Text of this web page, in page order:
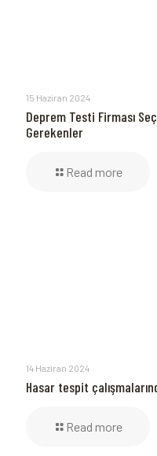
15 Haziran 2024
Deprem Testi Firması
Gerekenler
Read more
14 Haziran 2024
Hasar tespit
Read more